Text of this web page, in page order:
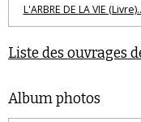
L'ARBRE DE LA VIE
Liste des ouvrages
Album photos